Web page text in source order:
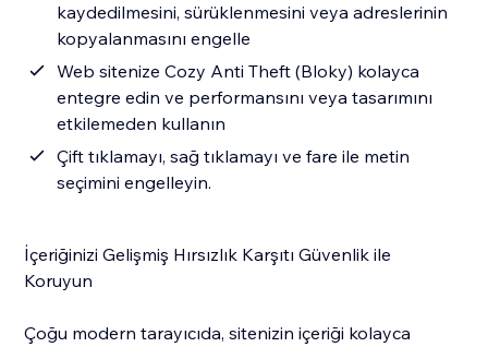
kaydedilmesini, sürüklenmesini veya adreslerinin
kopyalanmasını engelle
Web sitenize Cozy Anti Theft (Bloky) kolayca
entegre edin ve performansını veya tasarımını
etkilemeden kullanın
Çift tıklamayı, sağ tıklamayı ve fare ile metin
seçimini engelleyin.
İçeriğinizi Gelişmiş Hırsızlık Karşıtı Güvenlik ile
Koruyun
Çoğu modern tarayıcıda, sitenizin içeriği kolayca